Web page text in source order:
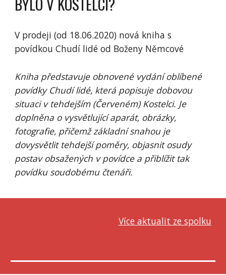
V prodeji (od 18.06.2020) nová kniha s
povídkou Chudí lidé od Boženy Němcové
Kniha představuje obnovené vydání oblíbené
povídky Chudí lidé, která popisuje dobovou
situaci v tehdejším (Červeném) Kostelci. Je
doplněna o vysvětlující aparát, obrázky,
fotografie, přičemž základní snahou je
dovysvětlit tehdejší poměry, objasnit osudy
postav obsažených v povídce a přiblížit tak
povídku soudobému čtenáři.
Více aktualit ze spolku